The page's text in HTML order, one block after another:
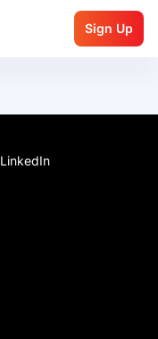
Sign Up
LinkedIn